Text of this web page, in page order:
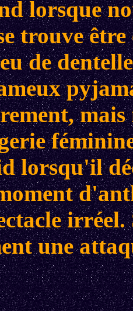
lorsque
trouve
de
mais
lorsqu'il
une